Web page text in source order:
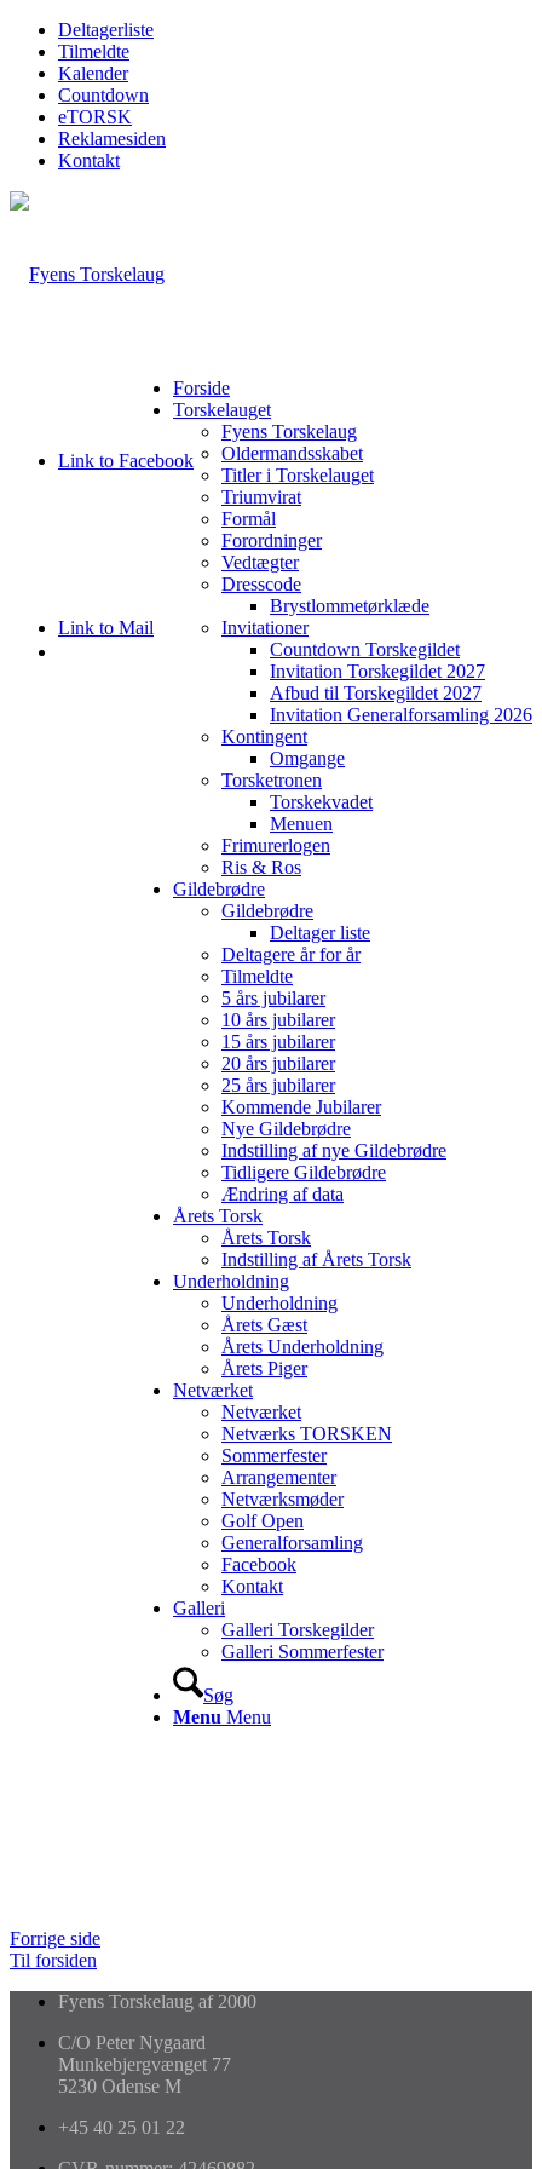
Deltagerliste
Tilmeldte
Kalender
Countdown
eTORSK
Reklamesiden
Kontakt
Link to Facebook
Link to Mail
Forside
Torskelauget
Fyens Torskelaug
Oldermandsskabet
Titler i Torskelauget
Triumvirat
Formål
Forordninger
Vedtægter
Dresscode
Brystlommetørklæde
Invitationer
Countdown Torskegildet
Invitation Torskegildet 2027
Afbud til Torskegildet 2027
Invitation Generalforsamling 2026
Kontingent
Omgange
Torsketronen
Torskekvadet
Menuen
Frimurerlogen
Ris & Ros
Gildebrødre
Gildebrødre
Deltager liste
Deltagere år for år
Tilmeldte
5 års jubilarer
10 års jubilarer
15 års jubilarer
20 års jubilarer
25 års jubilarer
Kommende Jubilarer
Nye Gildebrødre
Indstilling af nye Gildebrødre
Tidligere Gildebrødre
Ændring af data
Årets Torsk
Årets Torsk
Indstilling af Årets Torsk
Underholdning
Underholdning
Årets Gæst
Årets Underholdning
Årets Piger
Netværket
Netværket
Netværks TORSKEN
Sommerfester
Arrangementer
Netværksmøder
Golf Open
Generalforsamling
Facebook
Kontakt
Galleri
Galleri Torskegilder
Galleri Sommerfester
Søg
Menu Menu
Forrige side
Til forsiden
Fyens Torskelaug af 2000
C/O Peter Nygaard
Munkebjergvænget 77
5230 Odense M
+45 40 25 01 22